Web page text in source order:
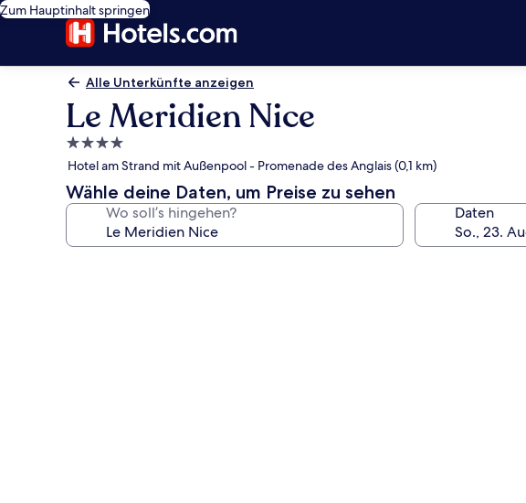
Zum Hauptinhalt springen
Alle Unterkünfte anzeigen
Le Meridien Nice
4.0-
Sterne-
Unterkunft
Hotel am Strand mit Außenpool - Promenade des Anglais (0,1 km)
Wähle deine Daten, um Preise zu sehen
Wo soll’s hingehen? Daten